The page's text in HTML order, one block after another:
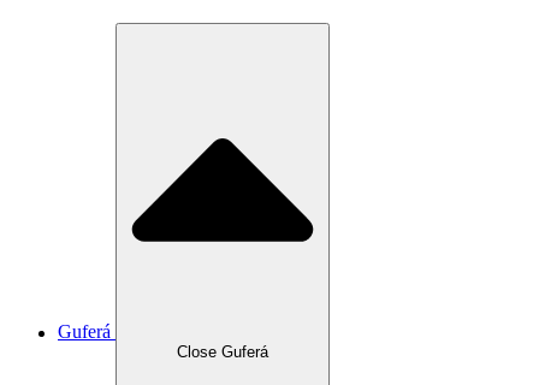
Guferá
Close Guferá